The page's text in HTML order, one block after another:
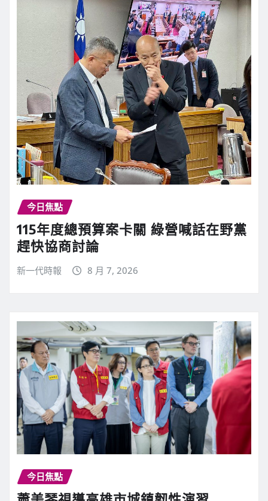
今日焦點
115年度總預算案卡關 綠營喊話在野黨
趕快協商討論
新一代時報 8 月 7, 2026
今日焦點